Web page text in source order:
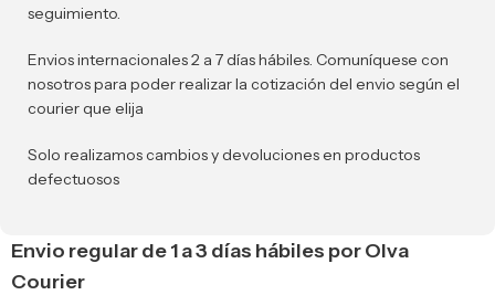
seguimiento.
Envios internacionales 2 a 7 días hábiles. Comuníquese con
nosotros para poder realizar la cotización del envio según el
courier que elija
Solo realizamos cambios y devoluciones en productos
defectuosos
Envio regular de 1 a 3 días hábiles por Olva
Courier